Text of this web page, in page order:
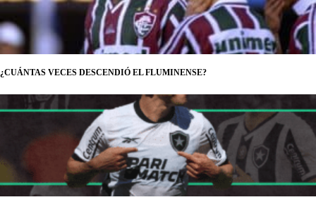
¿CUÁNTAS VECES DESCENDIÓ EL FLUMINENSE?